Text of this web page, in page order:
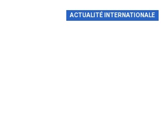
ACTUALITÉ INTERNATIONALE